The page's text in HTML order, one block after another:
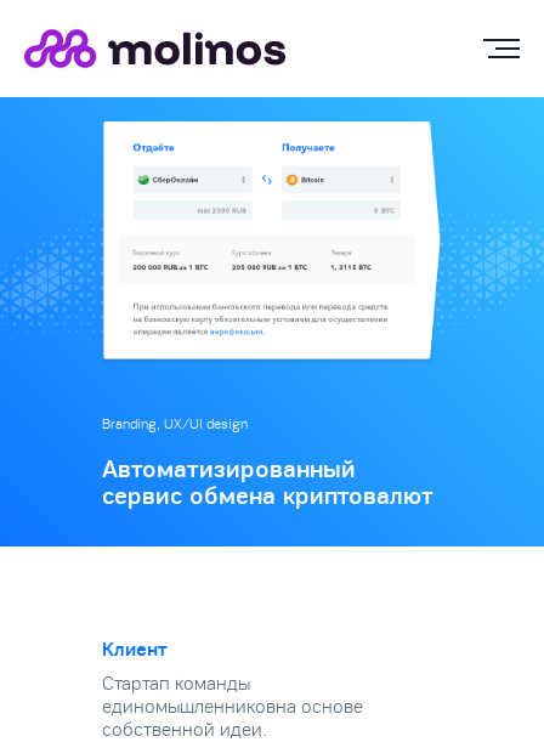
Branding, UX/UI design
Автоматизированный
сервис обмена криптовалют
Клиент
Стартап команды
единомышленниковна основе
собственной идеи.